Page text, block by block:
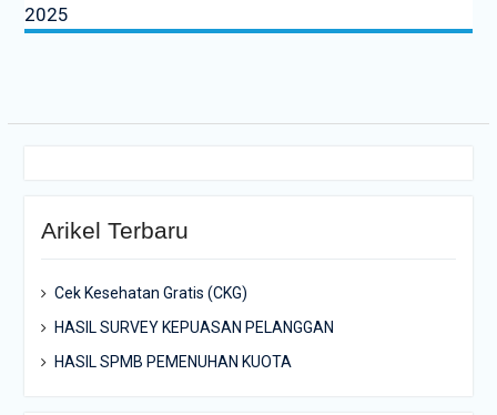
2025
Arikel Terbaru
Cek Kesehatan Gratis (CKG)
HASIL SURVEY KEPUASAN PELANGGAN
HASIL SPMB PEMENUHAN KUOTA